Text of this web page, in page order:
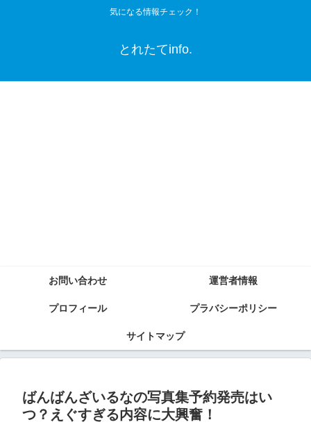
気になる情報チェック！
とれたてinfo.
お問い合わせ 運営者情報
プロフィール プラバシーポリシー
サイトマップ
ばんばんざいるなの写真集予約発売はい
つ？えぐすぎる内容に大興奮！